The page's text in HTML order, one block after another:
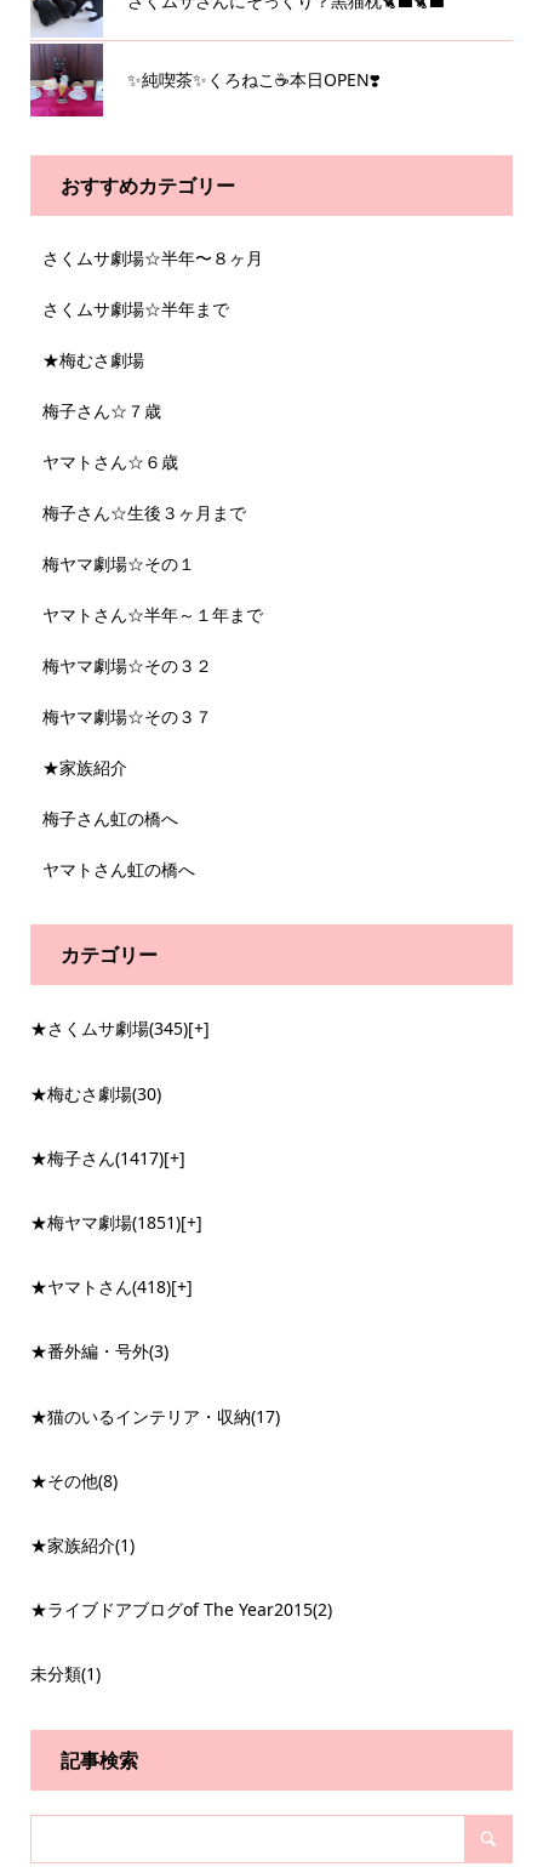
✨純喫茶✨くろねこ☕️本日OPEN❣️
おすすめカテゴリー
さくムサ劇場☆半年〜８ヶ月
さくムサ劇場☆半年まで
★梅むさ劇場
梅子さん☆７歳
ヤマトさん☆６歳
梅子さん☆生後３ヶ月まで
梅ヤマ劇場☆その１
ヤマトさん☆半年～１年まで
梅ヤマ劇場☆その３２
梅ヤマ劇場☆その３７
★家族紹介
梅子さん虹の橋へ
ヤマトさん虹の橋へ
カテゴリー
★さくムサ劇場(345)[+]
★梅むさ劇場(30)
★梅子さん(1417)[+]
★梅ヤマ劇場(1851)[+]
★ヤマトさん(418)[+]
★番外編・号外(3)
★猫のいるインテリア・収納(17)
★その他(8)
★家族紹介(1)
★ライブドアブログof The Year2015(2)
未分類(1)
記事検索